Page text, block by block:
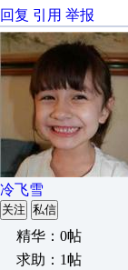
回复 引用 举报
冷飞雪
关注 私信
精华：0帖
求助：1帖